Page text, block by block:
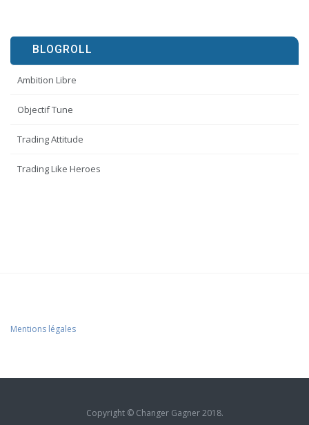
BLOGROLL
Ambition Libre
Objectif Tune
Trading Attitude
Trading Like Heroes
Mentions légales
Copyright © Changer Gagner 2018.